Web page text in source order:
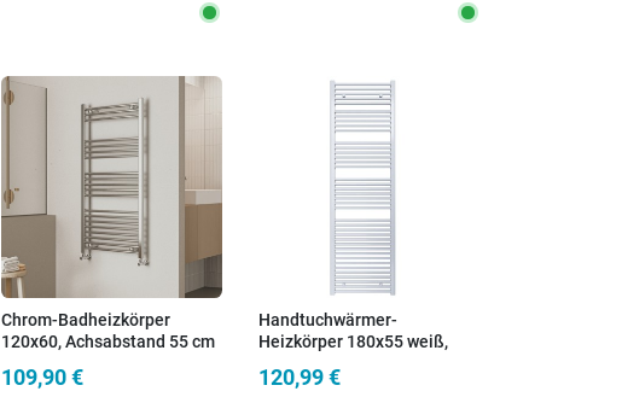
Chrom-Badheizkörper
120x60, Achsabstand 55 cm
109,90 €
Handtuchwärmer-
Heizkörper 180x55 weiß,
120,99 €